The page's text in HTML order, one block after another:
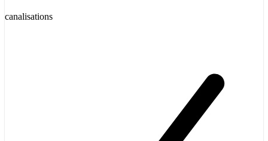
canalisations